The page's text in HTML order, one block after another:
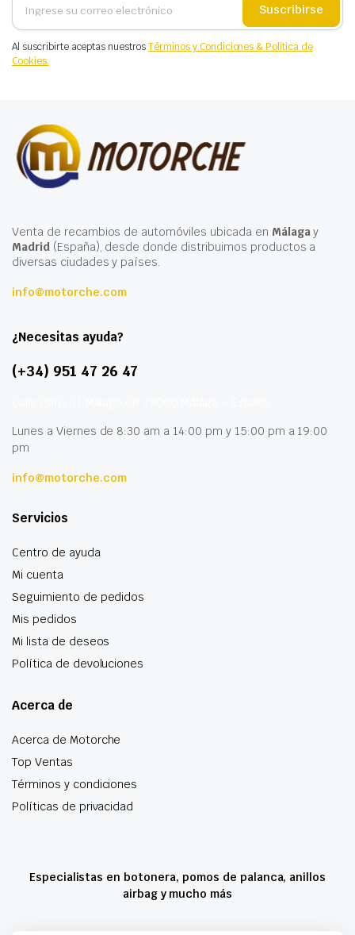
Suscribirse
Al suscribirte aceptas nuestrosTérminos y Condiciones & Política de
Cookies.
Venta de recambios de automóviles ubicada en Málagay
Madrid(España), desde donde distribuimos productos a
diversas ciudades y países.
info@motorche.com
¿Necesitas ayuda?
(+34) 951 47 26 47
Lunes a Viernes de 8:30 am a 14:00 pm y 15:00 pm a 19:00
pm
info@motorche.com
Servicios
Centro de ayuda
Mi cuenta
Seguimiento de pedidos
Mis pedidos
Mi lista de deseos
Política de devoluciones
Acerca de
Acerca de Motorche
Top Ventas
Términos y condiciones
Políticas de privacidad
Especialistas en botonera, pomos de palanca, anillos
airbag y mucho más